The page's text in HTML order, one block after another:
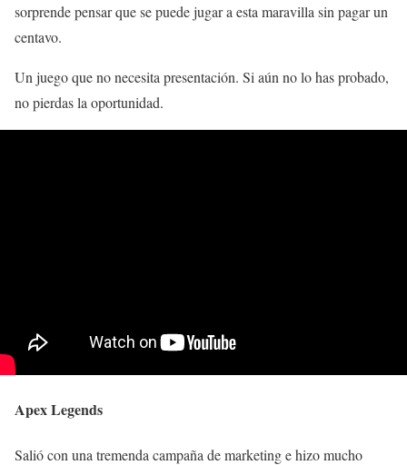
sorprende pensar que se puede jugar a esta maravilla sin pagar un
centavo.
Un juego que no necesita presentación. Si aún no lo has probado,
no pierdas la oportunidad.
Apex Legends
Salió con una tremenda campaña de marketing e hizo mucho